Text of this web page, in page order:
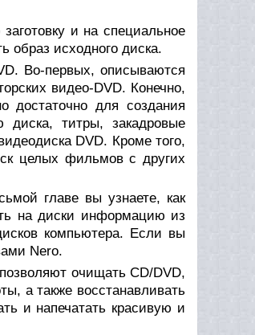
и на специальное
образ исходного диска.
Во-первых, описываются
видео-DVD. Конечно,
достаточно для создания
диска, титры, закадровые
DVD. Кроме того,
целых фильмов с других
главе вы узнаете, как
на диски информацию из
компьютера. Если вы
Nero.
очищать CD/DVD,
а также восстанавливать
и напечатать красивую и